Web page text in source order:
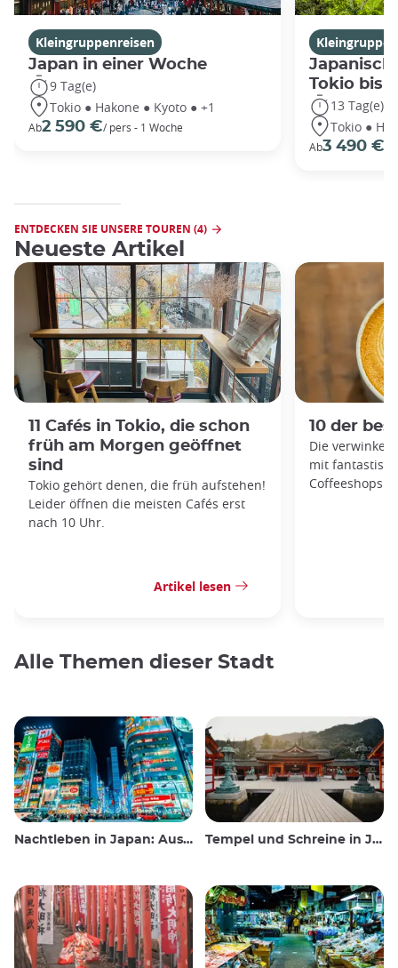
Kleingruppenreisen
Japan in einer Woche
9 Tag(e)
Tokio ● Hakone ● Kyoto ● +1
Ab2 590 €/ pers - 1 Woche
Tokio bis
13 Tag(e)
Tokio ●
Ab3 490 €
ENTDECKEN SIE UNSERE TOUREN (4)
Neueste Artikel
11 Cafés in Tokio, die schon
früh am Morgen geöffnet
sind
Tokio gehört denen, die früh aufstehen!
Leider öffnen die meisten Cafés erst
nach 10 Uhr.
Artikel lesen
10 der
Die
mit
Coffeeshops
Alle Themen dieser Stadt
Nachtleben in Japan: Ausgehen, sehen und trinken Tempel und Schreine in Japan